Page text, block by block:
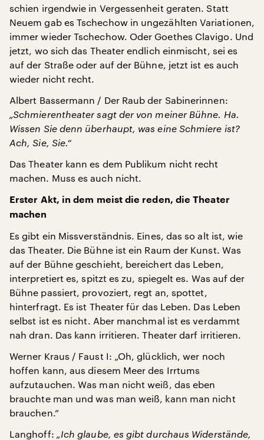
schien irgendwie in Vergessenheit geraten. Statt
Neuem gab es Tschechow in ungezählten Variationen,
immer wieder Tschechow. Oder Goethes Clavigo. Und
jetzt, wo sich das Theater endlich einmischt, sei es
auf der Straße oder auf der Bühne, jetzt ist es auch
wieder nicht recht.
Albert Bassermann / Der Raub der Sabinerinnen:
„Schmierentheater sagt der von meiner Bühne. Ha.
Wissen Sie denn überhaupt, was eine Schmiere ist?
Ach, Sie, Sie.“
Das Theater kann es dem Publikum nicht recht
machen. Muss es auch nicht.
Erster Akt, in dem meist die reden, die Theater
machen
Es gibt ein Missverständnis. Eines, das so alt ist, wie
das Theater. Die Bühne ist ein Raum der Kunst. Was
auf der Bühne geschieht, bereichert das Leben,
interpretiert es, spitzt es zu, spiegelt es. Was auf der
Bühne passiert, provoziert, regt an, spottet,
hinterfragt. Es ist Theater für das Leben. Das Leben
selbst ist es nicht. Aber manchmal ist es verdammt
nah dran. Das kann irritieren. Theater darf irritieren.
Werner Kraus / Faust I: „Oh, glücklich, wer noch
hoffen kann, aus diesem Meer des Irrtums
aufzutauchen. Was man nicht weiß, das eben
brauchte man und was man weiß, kann man nicht
brauchen.“
Langhoff: „Ich glaube, es gibt durchaus Widerstände,